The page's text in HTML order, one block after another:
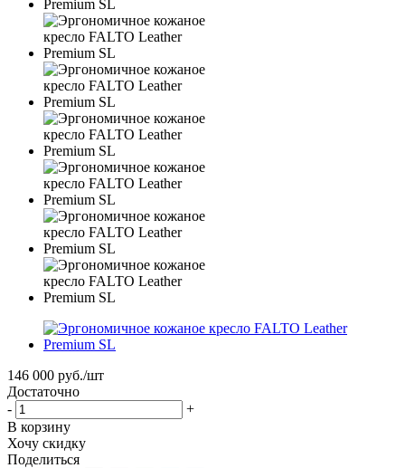
146 000 руб./шт
Достаточно
-
+
В корзину
Хочу скидку
Поделиться